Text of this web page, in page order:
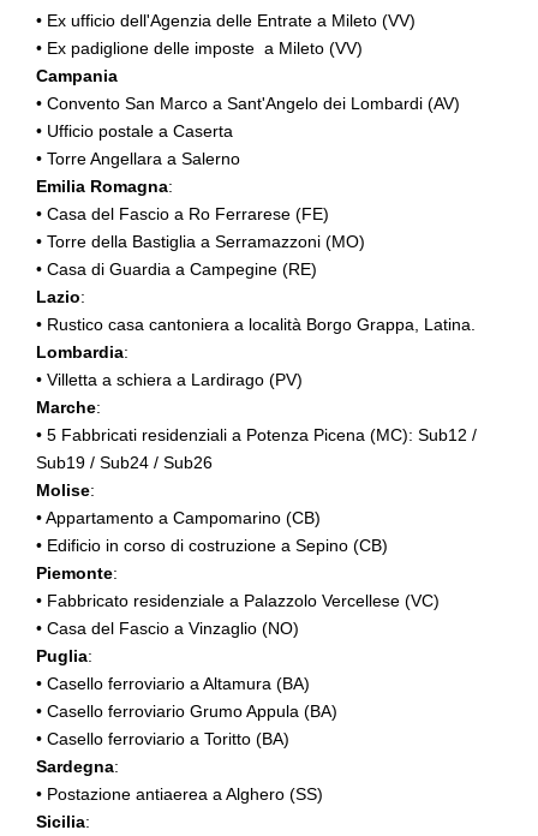
• Ex ufficio dell'Agenzia delle Entrate a Mileto (VV)
• Ex padiglione delle imposte a Mileto (VV)
Campania
• Convento San Marco a Sant'Angelo dei Lombardi (AV)
• Ufficio postale a Caserta
• Torre Angellara a Salerno
Emilia Romagna:
• Casa del Fascio a Ro Ferrarese (FE)
• Torre della Bastiglia a Serramazzoni (MO)
• Casa di Guardia a Campegine (RE)
Lazio:
• Rustico casa cantoniera a località Borgo Grappa, Latina.
Lombardia:
• Villetta a schiera a Lardirago (PV)
Marche:
• 5 Fabbricati residenziali a Potenza Picena (MC): Sub12 /
Sub19 / Sub24 / Sub26
Molise:
• Appartamento a Campomarino (CB)
• Edificio in corso di costruzione a Sepino (CB)
Piemonte:
• Fabbricato residenziale a Palazzolo Vercellese (VC)
• Casa del Fascio a Vinzaglio (NO)
Puglia:
• Casello ferroviario a Altamura (BA)
• Casello ferroviario Grumo Appula (BA)
• Casello ferroviario a Toritto (BA)
Sardegna:
• Postazione antiaerea a Alghero (SS)
Sicilia: